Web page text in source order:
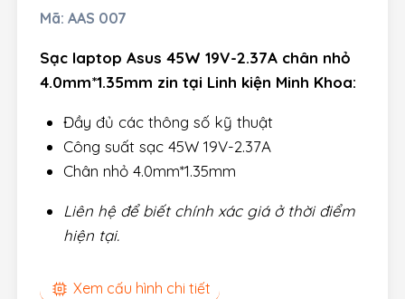
Mã: AAS 007
Sạc laptop Asus 45W 19V-2.37A chân nhỏ
4.0mm*1.35mm zin tại Linh kiện Minh Khoa:
Đầy đủ các thông số kỹ thuật
Công suất sạc 45W 19V-2.37A
Chân nhỏ 4.0mm*1.35mm
Liên hệ để biết chính xác giá ở thời điểm
hiện tại.
Xem cấu hình chi tiết